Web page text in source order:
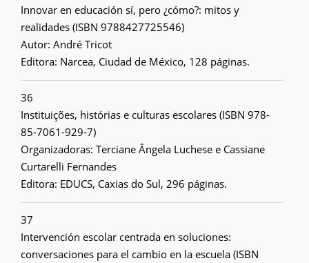
Innovar en educación sí, pero ¿cómo?: mitos y
realidades (ISBN 9788427725546)
Autor: André Tricot
Editora: Narcea, Ciudad de México, 128 páginas.
36
Instituições, histórias e culturas escolares (ISBN 978-
85-7061-929-7)
Organizadoras: Terciane Ângela Luchese e Cassiane
Curtarelli Fernandes
Editora: EDUCS, Caxias do Sul, 296 páginas.
37
Intervención escolar centrada en soluciones:
conversaciones para el cambio en la escuela (ISBN